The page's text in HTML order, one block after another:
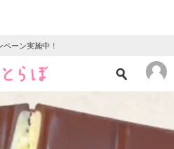
ーン実施中！
ニュース
クイズ